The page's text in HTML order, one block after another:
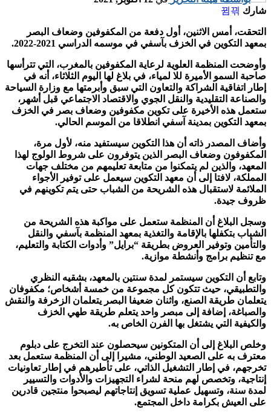
شارك
التحقت، أمس الاثنين، أول دفعة من المكفوفين وضعاف البصر
بمعهد التكوين في الخزف بآسفي في موسمه الدراسي 2021-2022.
وأوضحت المنظمة العلوية لرعاية المكفوفين بالمغرب، التي تترأسها
صاحبة السمو الأميرة للا لمياء، في بلاغ لها اليوم الثلاثاء، أنه في
إطار اتفاقية الشراكة والتعاون التي سبق وأبرمتها مع وزارة السياحة
والصناعة التقليدية والنقل الجوي والاقتصاد الاجتماعي قبل أشهر،
ستعمل هذه الأخيرة على تكوين مكفوفين وضعاف بصر في الخزف
بمعهد التكوين بمدينة آسفي انطلاقا من الموسم الحالي.
وأضاف المصدر ذاته أن هذا التكوين سيستفيد منه، لأول مرة،
المكفوفون وضعاف البصر الذين يتوفرون على شروط الولوج لهذا
المعهد، والذين لم يتمكنوا من متابعة تعليمهم من مختلف جهات
المملكة، لافتا إلى أن معهد التكوين سيعمل على توفير الأجواء
الملائمة لاستقبال هذه الشريحة من الشباب حتى يتم تكوينهم في
ظروف جيدة.
وسجل البلاغ أن المنظمة ستعمل على مواكبة هذه الشريحة من
الشباب بتكفلها بالإقامة والتغذية بمعهد المنظمة بآسفي والنقل
والتأمين وتوفير العروض بطريقة “برايل” وأدوات الكتابة والتعليم،
مع تنظيم برامج وأنشطة موازية.
وتابع أن التكوين سيستمر لمدة سنتين بالمعهد، بشقيه النظري
والتطبيقي، حيث تتكون كل مجموعة من خمسة أشخاص؛ مكفوفان
يتعلمان طريقة الصنع، واثنان ضعيفا البصر يتعلمان الزخرفة والنقش
والصباغة، إضافة إلى مبصر واحد يتعلم طريقة طهي الخزف
والكيفية التي يشتغل بها الفرن الخاص به.
وخلص البلاغ إلى أن المتكونين سيحصلون عند التخرج على دبلوم
معترف به على الصعيد الوطني، مشيرا إلى أن المنظمة ستعمل بعد
تخرجهم، في إطار التشغيل الذاتي، على تأطيرهم في إطار تعاونيات
إنتاجية، وتخصص لهم منحة لشراء التجهيزات والأدوات والتسيير
لمدة سنة، وتسهيل عملية تسويق إنتاجاتهم ليصبحوا منتجين قادرين
على العيش بكرامة داخل المجتمع.